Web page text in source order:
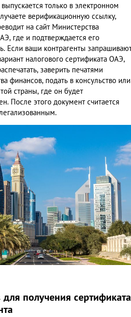
только в электронном
верификационную ссылку,
на сайт Министерства
где и подтверждается его
Если ваши контрагенты
налогового сертификата ОАЭ,
заверить печатями
финансов, подать в консульство или
страны, где он будет
После этого документ считается
получения сертификата